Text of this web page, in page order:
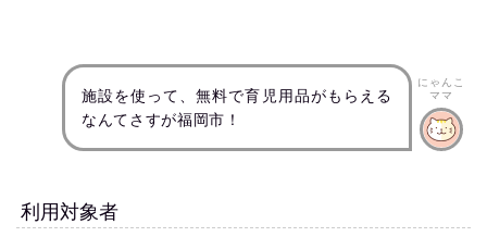
施設を使って、無料で育児用品がもらえる
なんてさすが福岡市！
にゃんこ
ママ
利用対象者